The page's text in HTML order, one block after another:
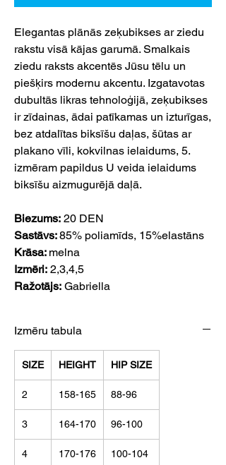
Elegantas plānās zeķubikses ar ziedu
rakstu visā kājas garumā. Smalkais
ziedu raksts akcentēs Jūsu tēlu un
piešķirs modernu akcentu. Izgatavotas
dubultās likras tehnoloģijā, zeķubikses
ir zīdainas, ādai patīkamas un izturīgas,
bez atdalītas biksīšu daļas, šūtas ar
plakano vīli, kokvilnas ielaidums, 5.
izmēram papildus U veida ielaidums
biksīšu aizmugurējā daļā.
Biezums: 20 DEN
Sastāvs:85% poliamīds, 15%elastāns
Krāsa: melna
Izmēri: 2,3,4,5
Ražotājs: Gabriella
Izmēru tabula
SIZE HEIGHT HIP SIZE
2 158-165 88-96
3 164-170 96-100
4 170-176 100-104